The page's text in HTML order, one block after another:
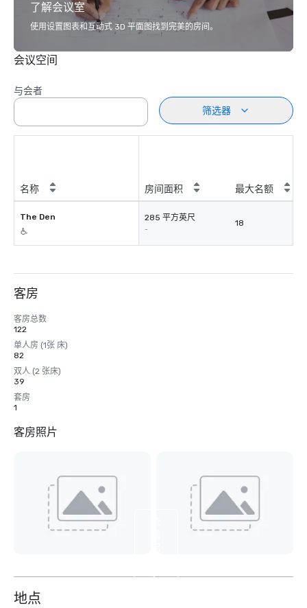
了解会议室
使用设置图表和互动式 3D 平面图找到完美的房间。
会议空间
与会者
筛选器
名称 房间面积 最大名额
The Den 285 平方英尺
-
18
客房
客房总数
122
单人房 (1张 床)
82
双人 (2 张床)
39
套房
1
客房照片
9
地点